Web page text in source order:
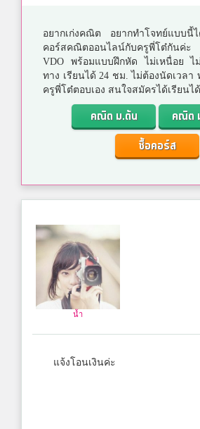
อยากเก่งคณิต อยากทำโจทย์แบบนี้
คอร์สคณิตออนไลน์กับครูพี่โต๋กันค่
VDO พร้อมแบบฝึกหัด ไม่เหนื่อย ไ
ทาง เรียนได้ 24 ชม. ไม่ต้องนัดเวลา
ครูพี่โต๋ตอบเอง สนใจสมัครได้เรียนไ
คณิต ม.ต้น
คณิต
ซื้อคอร์ส
น้ำ
แจ้งโอนเงินค่ะ